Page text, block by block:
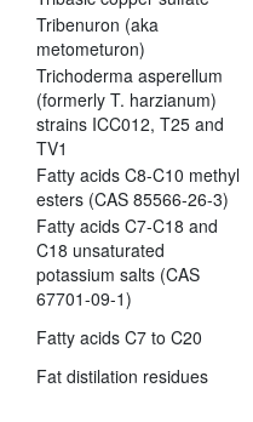
Tribenuron (aka
metometuron)
Trichoderma asperellum
(formerly T. harzianum)
strains ICC012, T25 and
TV1
Fatty acids C8-C10 methyl
esters (CAS 85566-26-3)
Fatty acids C7-C18 and
C18 unsaturated
potassium salts (CAS
67701-09-1)
Fatty acids C7 to C20
Fat distilation residues